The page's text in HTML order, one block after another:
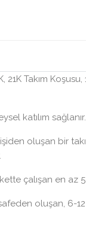
21K Takım
katılım sağlanır.
oluşan bir
çalışan en az
oluşan, 6-